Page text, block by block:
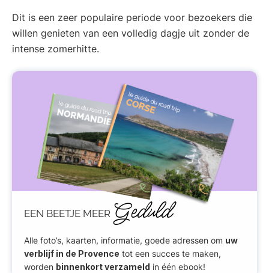
Dit is een zeer populaire periode voor bezoekers die
willen genieten van een volledig dagje uit zonder de
intense zomerhitte.
EEN BEETJE MEER Geduld
Alle foto’s, kaarten, informatie, goede adressen om uw
verblijf in de Provence tot een succes te maken,
worden binnenkort verzameld in één ebook!